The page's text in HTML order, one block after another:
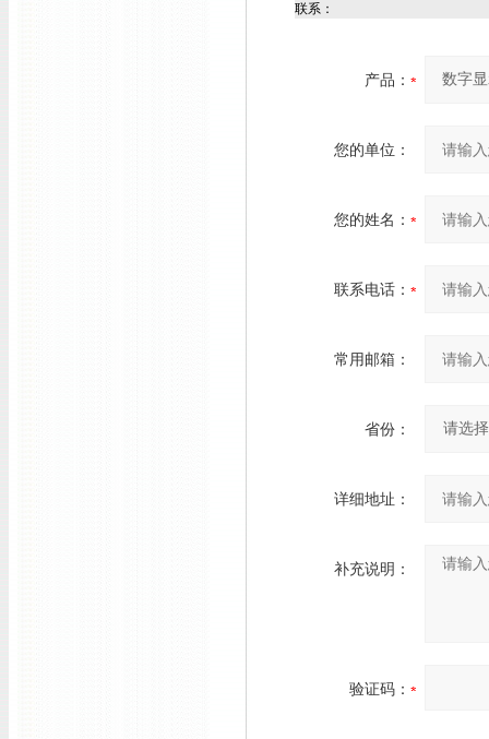
联系：
产品：
您的单位：
您的姓名：
联系电话：
常用邮箱：
省份：
详细地址：
补充说明：
验证码：